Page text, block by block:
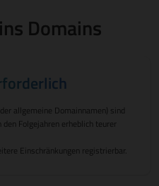
Domains
allgemeine Domainnamen) sind
Folgejahren erheblich teurer
Einschränkungen registrierbar.